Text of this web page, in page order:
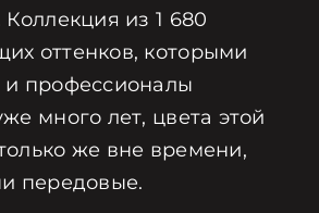
из 1 680
оттенков, которыми
и профессионалы
много лет, цвета этой
же вне времени,
передовые.